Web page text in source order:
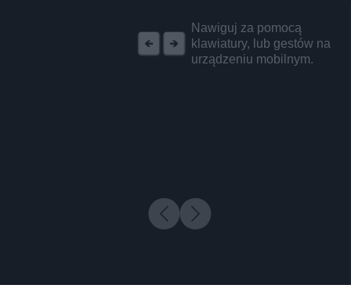
Nawiguj za pomocą
klawiatury, lub gestów na
urządzeniu mobilnym.